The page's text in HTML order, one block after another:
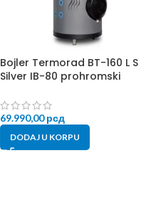
Bojler Termorad BT-160 L S
Silver IB-80 prohromski
69.990,00рсд
DODAJ U KORPU